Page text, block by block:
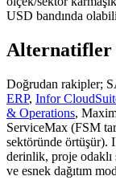
USD bandında
Alternatifler
Doğrudan rakipler;
ERP, Infor
& Operations,
ServiceMax (FSM
sektöründe örtüşür).
derinlik, proje
ve esnek dağıtım